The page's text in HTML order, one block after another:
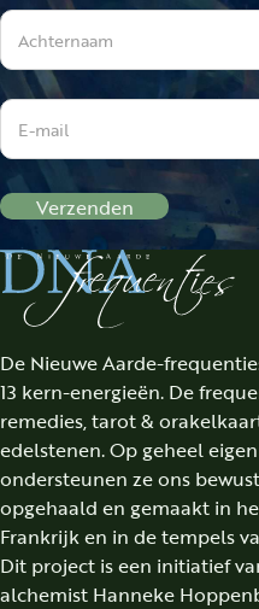
Verzenden
De Nieuwe Aarde-
13 kern-energieën. De
remedies, tarot &
edelstenen. Op geheel
ondersteunen ze ons
opgehaald en gemaakt in
Frankrijk en in de tempels
Dit project is een initiatief
alchemist Hanneke